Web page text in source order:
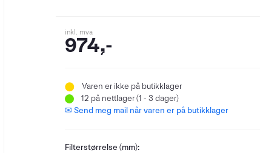
inkl. mva
974,-
Varen er ikke på butikklager
12 på nettlager (1 - 3 dager)
✉ Send meg mail når varen er på butikklager
Filterstørrelse (mm):